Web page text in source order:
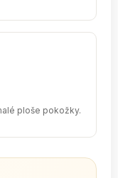
ploše pokožky.